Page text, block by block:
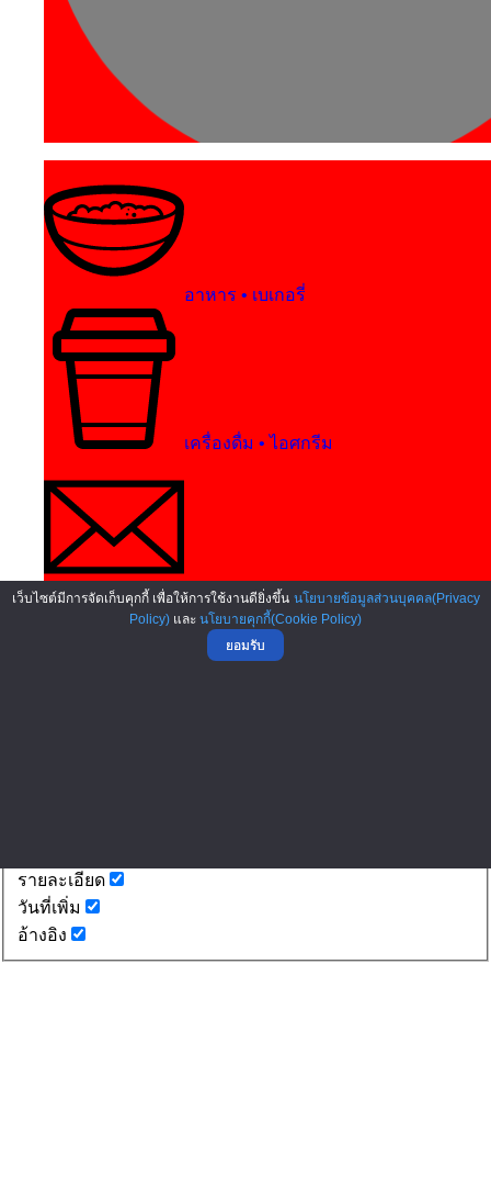
เว็บไซต์มีการจัดเก็บคุกกี้ เพื่อให้การใช้งานดียิ่งขึ้น นโยบายข้อมูลส่วนบุคคล(Privacy
Policy) และ นโยบายคุกกี้(Cookie Policy)
ยอมรับ
ติดต่อเรา
งานวันเส้นทางเศรษฐีค...
อาหาร • เบเกอรี่
เครื่องดื่ม • ไอศกรีม
บริการ • งานพิมพ์
รายละเอียด
วันที่เพิ่ม
อ้างอิง